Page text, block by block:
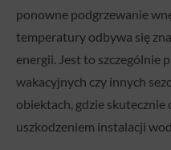
ponowne podgrzewanie
temperatury odbywa się
energii. Jest to szczególnie
wakacyjnych czy innych
obiektach, gdzie skutecznie
uszkodzeniem instalacji